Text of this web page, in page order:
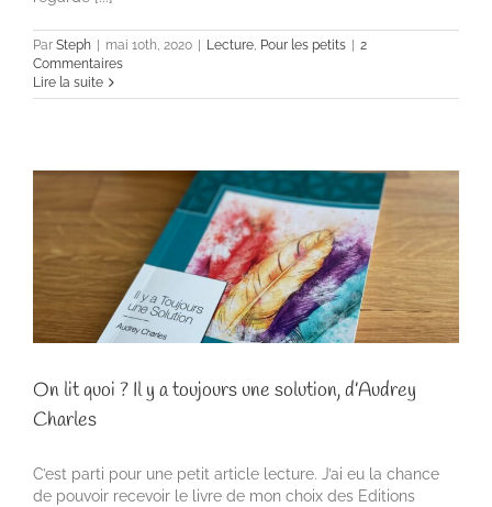
Par Steph | mai 10th, 2020 | Lecture Pour les petits | 2
Commentaires
Lire la suite
On lit quoi ? Il y a toujours une solution, d’Audrey
Charles
C’est parti pour une petit article lecture. J’ai eu la chance
de pouvoir recevoir le livre de mon choix des Editions